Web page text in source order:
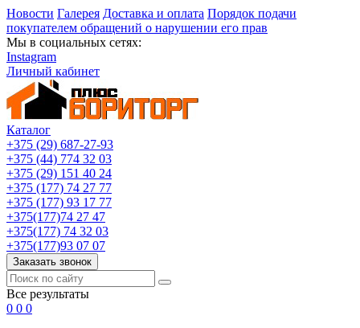
Новости Галерея Доставка и оплата Порядок подачи
покупателем обращений о нарушении его прав
Мы в социальных сетях:
Instagram
Личный кабинет
Каталог
+375 (29) 687-27-93
+375 (44) 774 32 03
+375 (29) 151 40 24
+375 (177) 74 27 77
+375 (177) 93 17 77
+375(177)74 27 47
+375(177) 74 32 03
+375(177)93 07 07
Заказать звонок
Все результаты
0 0 0